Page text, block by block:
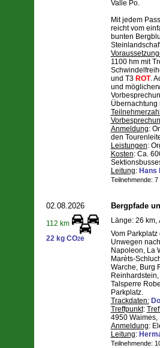
Valle Po.
Mit jedem
reicht vom
bunten
1100 hm mit
und T3 ROT.
und
Übernachtung
Anmeldung:
den
Leistungen:
Kosten: Ca.
Leitung: Hans
Teilnehmende:
02.08.2026
112 km
22 kg CO2e
Bergpfade
Länge: 26 km,
Vom
Unwegen
Napoleon, La
Marèts-
Warche, Burg
Talsperre
Parkplatz.
Trackdaten:
Treffpunkt:
4950 Waimes,
Anmeldung:
Leitung:
Teilnehmende: